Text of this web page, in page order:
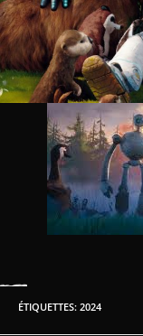
ÉTIQUETTES: 2024